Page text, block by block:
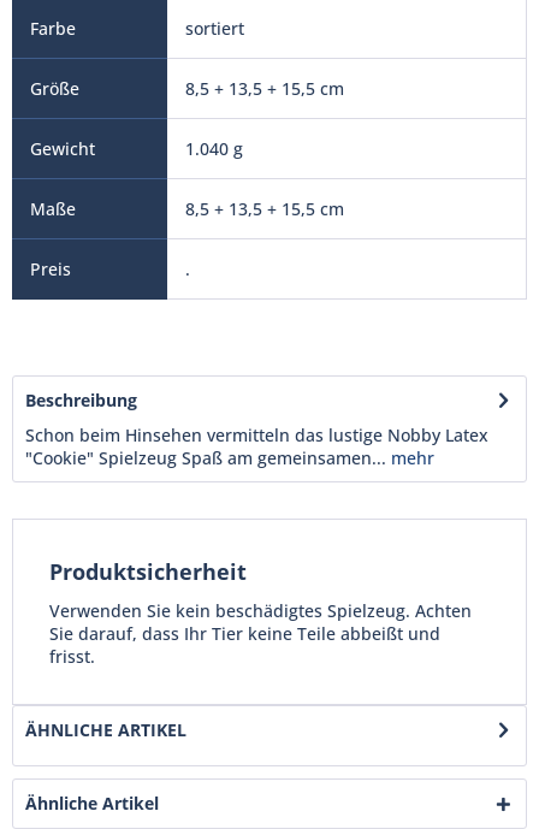
sortiert
8,5 + 13,5 + 15,5 cm
1.040 g
8,5 + 13,5 + 15,5 cm
.
Beschreibung
Schon beim Hinsehen vermitteln das lustige Nobby Latex
"Cookie" Spielzeug Spaß am gemeinsamen... mehr
Produktsicherheit
Verwenden Sie kein beschädigtes Spielzeug. Achten
Sie darauf, dass Ihr Tier keine Teile abbeißt und
frisst.
ÄHNLICHE ARTIKEL
Ähnliche Artikel